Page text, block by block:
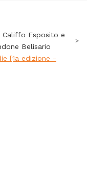
Califfo Esposito e
Belisario
[1a edizione -